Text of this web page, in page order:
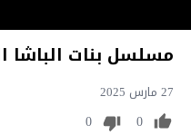
مسلسل بنات الباشا
27 مارس 2025
0
0